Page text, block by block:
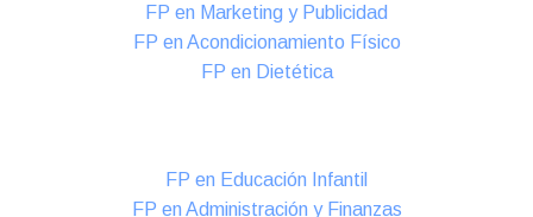
FP en Marketing y Publicidad
FP en Acondicionamiento Físico
FP en Dietética
FP en Educación Infantil
FP en Administración y Finanzas